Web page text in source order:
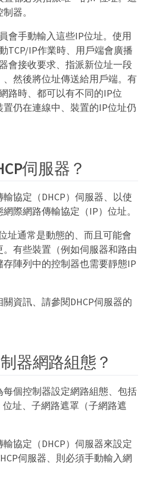
器。
會手動輸入這些IP位址。使用
TCP/IP作業時、用戶端會廣播
會接收要求、指派新位址一段
然後將位址傳送給用戶端。有
路時、都可以有不同的IP位
仍在連線中、裝置的IP位址仍
伺服器？
協定（DHCP）伺服器、以使
際網路傳輸協定（IP）位址。
址通常是動態的、而且可能會
有些裝置（例如伺服器和路由
陣列中的控制器也需要靜態IP
資訊、請參閱DHCP伺服器的
器網路組態？
個控制器設定網路組態、包括
址、子網路遮罩（子網路遮
協定（DHCP）伺服器來設定
伺服器、則必須手動輸入網